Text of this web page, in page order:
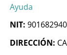
Ayuda
NIT:
DIRECCIÓN: